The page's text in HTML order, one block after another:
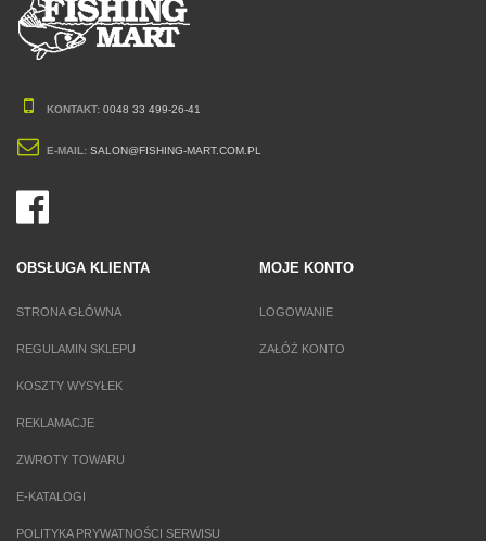
KONTAKT: 0048 33 499-26-41
E-MAIL: SALON@FISHING-MART.COM.PL
OBSŁUGA KLIENTA
STRONA GŁÓWNA
REGULAMIN SKLEPU
KOSZTY WYSYŁEK
REKLAMACJE
ZWROTY TOWARU
E-KATALOGI
POLITYKA PRYWATNOŚCI SERWISU
MOJE KONTO
LOGOWANIE
ZAŁÓŻ KONTO